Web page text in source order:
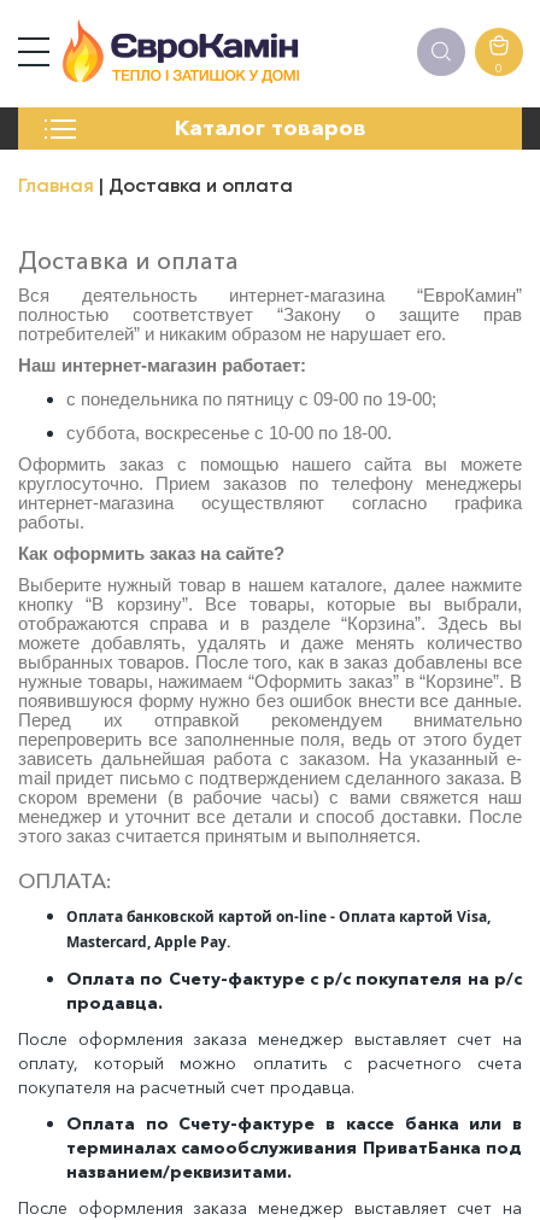
0
Каталог товаров
ПЕЧИ
ЭЛЕКТРОКАМИН
АКСЕССУАРЫ
ХИМИЯ
МОНТАЖ
ЭНЕРГОСИСТЕМЫ
Главная Доставка и оплата
Доставка и оплата
Вся деятельность интернет-магазина “ЕвроКамин”
полностью соответствует “Закону о защите прав
потребителей” и никаким образом не нарушает его.
Наш интернет-магазин работает:
с понедельника по пятницу с 09-00 по 19-00;
суббота, воскресенье с 10-00 по 18-00.
Оформить заказ с помощью нашего сайта вы можете
круглосуточно. Прием заказов по телефону менеджеры
интернет-магазина осуществляют согласно графика
работы.
Как оформить заказ на сайте?
Выберите нужный товар в нашем каталоге, далее нажмите
кнопку “В корзину”. Все товары, которые вы выбрали,
отображаются справа и в разделе “Корзина”. Здесь вы
можете добавлять, удалять и даже менять количество
выбранных товаров. После того, как в заказ добавлены все
нужные товары, нажимаем “Оформить заказ” в “Корзине”. В
появившуюся форму нужно без ошибок внести все данные.
Перед их отправкой рекомендуем внимательно
перепроверить все заполненные поля, ведь от этого будет
зависеть дальнейшая работа с заказом. На указанный е-
mail придет письмо с подтверждением сделанного заказа. В
скором времени (в рабочие часы) с вами свяжется наш
менеджер и уточнит все детали и способ доставки. После
этого заказ считается принятым и выполняется.
ОПЛАТА:
Оплата банковской картой on-line - Оплата картой Visa,
Mastercard, Apple Pay.
Оплата по Счету-фактуре с р/с покупателя на р/с
продавца.
После оформления заказа менеджер выставляет счет на
оплату, который можно оплатить с расчетного счета
покупателя на расчетный счет продавца.
Оплата по Счету-фактуре в кассе банка или в
терминалах самообслуживания ПриватБанка под
названием/реквизитами.
После оформления заказа менеджер выставляет счет на